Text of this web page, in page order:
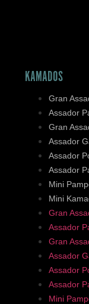
KAMADOS
Gran
Assador
Gran
Assador
Assador
Assador
Mini
Mini
Gran
Assador
Gran
Assador
Assador
Assador
Mini